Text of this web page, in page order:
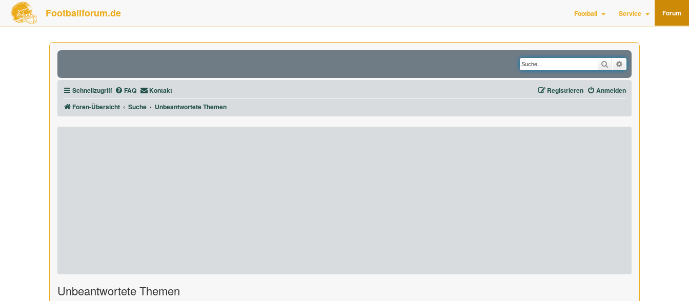
Footballforum.de Football Service Forum
Suche
Schnellzugriff FAQ Kontakt Anmelden
Registrieren
Foren-Übersicht
Suche Unbeantwortete Themen
Unbeantwortete Themen